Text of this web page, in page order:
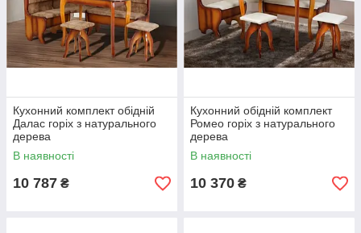
Кухонний комплект обідній
Далас горіх з натурального
дерева
В наявності
10 787 ₴
Кухонний обідній комплект
Ромео горіх з натурального
дерева
В наявності
10 370 ₴